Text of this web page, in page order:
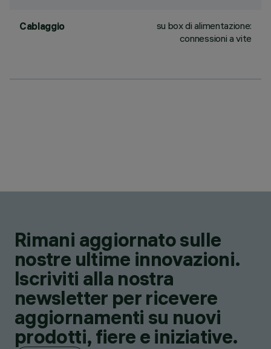
Cablaggio
su box di alimentazione:
connessioni a vite
Rimani aggiornato sulle
nostre ultime innovazioni.
Iscriviti alla nostra
newsletter per ricevere
aggiornamenti su nuovi
prodotti, fiere e iniziative.